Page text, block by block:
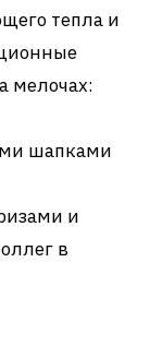
тепла и
мелочах:
шапками
и
в